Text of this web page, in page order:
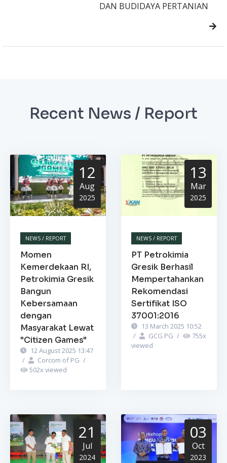
DAN BUDIDAYA PERTANIAN
Recent News / Report
12
Aug
2025
NEWS / REPORT
Momen
Kemerdekaan RI,
Petrokimia Gresik
Bangun
Kebersamaan
dengan
Masyarakat Lewat
"Citizen Games"
12 August 2025 13:47
/
Corcom of PG /
502x viewed
13
Mar
2025
NEWS / REPORT
PT Petrokimia
Gresik Berhasil
Mempertahankan
Rekomendasi
Sertifikat ISO
37001:2016
13 March 2025 10:52
/
GCG PG / 755x
viewed
21
Jul
2024
03
Oct
2023